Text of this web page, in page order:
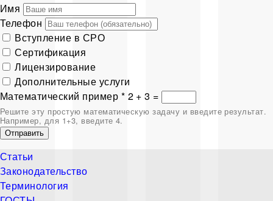
Имя
Телефон
Вступление в СРО
Сертификация
Лицензирование
Дополнительные услуги
Математический пример * 2 + 3 =
Решите эту простую математическую задачу и введите результат.
Например, для 1+3, введите 4.
Отправить
Статьи
Законодательство
Терминология